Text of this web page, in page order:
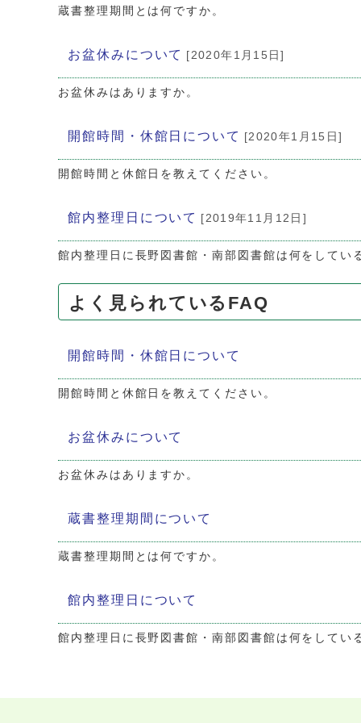
蔵書整理期間とは何ですか。
お盆休みについて [2020年1月15日]
お盆休みはありますか。
開館時間・休館日について [2020年1月15日]
開館時間と休館日を教えてください。
館内整理日について [2019年11月12日]
館内整理日に長野図書館・南部図書館は何をしてい
よく見られているFAQ
開館時間・休館日について
開館時間と休館日を教えてください。
お盆休みについて
お盆休みはありますか。
蔵書整理期間について
蔵書整理期間とは何ですか。
館内整理日について
館内整理日に長野図書館・南部図書館は何をしてい